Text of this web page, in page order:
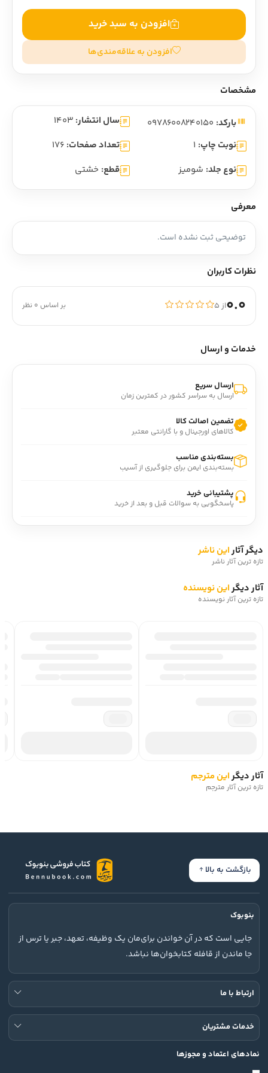
افزودن به سبد خرید
افزودن به علاقه‌مندی‌ها
مشخصات
بارکد: سال انتشار: 1403
نوبت چاپ: 1 تعداد صفحات: 176
نوع جلد: شومیز قطع: خشتی
معرفی
توضیحی ثبت نشده است.
نظرات کاربران
0.0از ۵ بر اساس 0 نظر
خدمات و ارسال
ارسال سریع
ارسال به سراسر کشور در کمترین زمان
تضمین اصالت کالا
کالاهای اورجینال و با گارانتی معتبر
بسته‌بندی مناسب
بسته‌بندی ایمن برای جلوگیری از آسیب
پشتیبانی خرید
پاسخگویی به سوالات قبل و بعد از خرید
دیگر آثاراین ناشر
تازه ترین آثار ناشر
آثار دیگراین نویسنده
تازه ترین آثار نویسنده
آثار دیگر این مترجم
تازه ترین آثار مترجم
بازگشت به بالا
بنوبوک
جایی است که در آن خواندن برای‌مان یک وظیفه، تعهد، جبر یا ترس از
جا ماندن از قافله کتابخوان‌ها نباشد.
ارتباط با ما
خدمات مشتریان
نمادهای اعتماد و مجوزها